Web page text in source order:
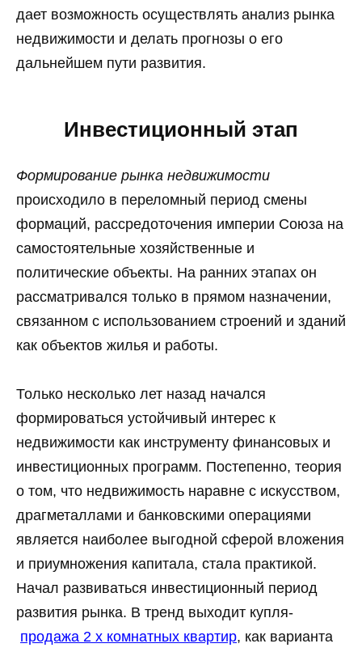
дает возможность осуществлять анализ рынка
недвижимости и делать прогнозы о его
дальнейшем пути развития.
Инвестиционный этап
Формирование рынка недвижимости
происходило в переломный период смены
формаций, рассредоточения империи Союза на
самостоятельные хозяйственные и
политические объекты. На ранних этапах он
рассматривался только в прямом назначении,
связанном с использованием строений и зданий
как объектов жилья и работы.
Только несколько лет назад начался
формироваться устойчивый интерес к
недвижимости как инструменту финансовых и
инвестиционных программ. Постепенно, теория
о том, что недвижимость наравне с искусством,
драгметаллами и банковскими операциями
является наиболее выгодной сферой вложения
и приумножения капитала, стала практикой.
Начал развиваться инвестиционный период
развития рынка. В тренд выходит купля-
продажа 2 х комнатных квартир, как варианта